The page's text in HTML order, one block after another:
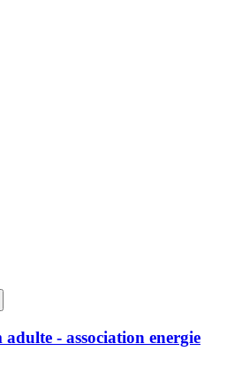
- association energie